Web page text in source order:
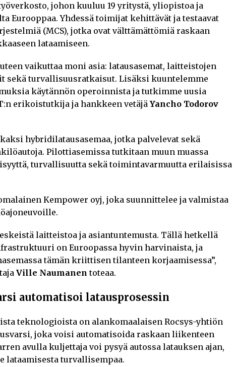
johon kuuluu 19 yritystä, yliopistoa ja
Eurooppaa. Yhdessä toimijat kehittävät ja testaavat
(MCS), jotka ovat välttämättömiä raskaan
lataamiseen.
vaikuttaa moni asia: latausasemat, laitteistojen
sekä turvallisuusratkaisut. Lisäksi kuuntelemme
käytännön operoinnista ja tutkimme uusia
erikoistutkija ja hankkeen vetäjä Yancho Todorov
hybridilatausasemaa, jotka palvelevat sekä
Pilottiasemissa tutkitaan muun muassa
turvallisuutta sekä toimintavarmuutta erilaisissa
Kempower oyj, joka suunnittelee ja valmistaa
laitteistoa ja asiantuntemusta. Tällä hetkellä
on Euroopassa hyvin harvinaista, ja
tämän kriittisen tilanteen korjaamisessa”,
Ville Naumanentoteaa.
automatisoi latausprosessin
teknologioista on alankomaalaisen Rocsys-yhtiön
joka voisi automatisoida raskaan liikenteen
avulla kuljettaja voi pysyä autossa latauksen ajan,
lataamisesta turvallisempaa.